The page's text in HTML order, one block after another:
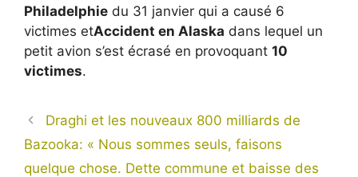
Philadelphie du 31 janvier qui a causé 6
victimes etAccident en Alaska dans lequel un
petit avion s’est écrasé en provoquant 10
victimes.
Draghi et les nouveaux 800 milliards de
Bazooka: « Nous sommes seuls, faisons
quelque chose. Dette commune et baisse des